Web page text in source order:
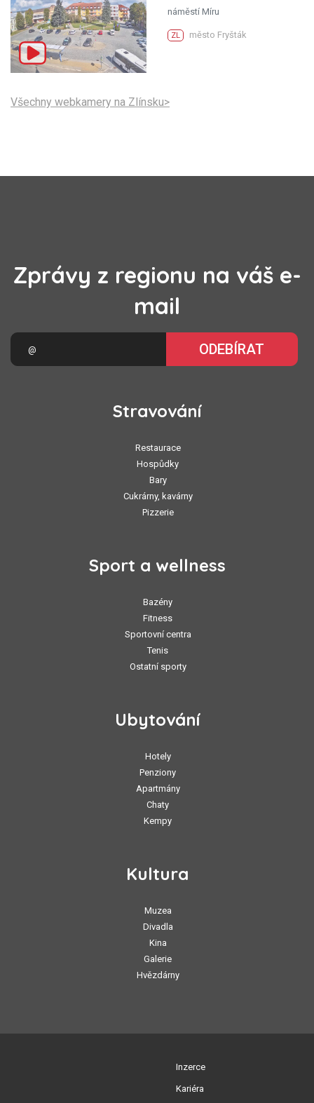
náměstí Míru
ZL město Fryšták
Všechny webkamery na Zlínsku>
Zprávy z regionu na váš e-
mail
ODEBÍRAT
Stravování
Restaurace
Hospůdky
Bary
Cukrárny, kavárny
Pizzerie
Sport a wellness
Bazény
Fitness
Sportovní centra
Tenis
Ostatní sporty
Ubytování
Hotely
Penziony
Apartmány
Chaty
Kempy
Kultura
Muzea
Divadla
Kina
Galerie
Hvězdárny
Inzerce
Kariéra